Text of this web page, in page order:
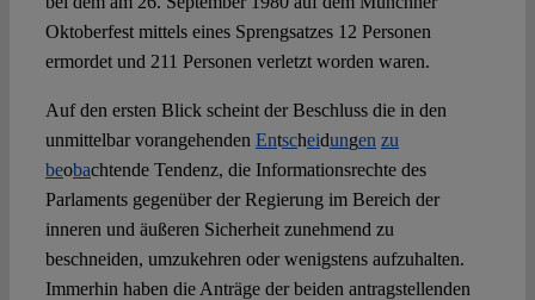
Oktoberfest mittels eines Sprengsatzes 12 Personen
ermordet und 211 Personen verletzt worden waren.
Auf den ersten Blick scheint der Beschluss die in den
unmittelbar vorangehenden Entscheidungen zu
beobachtende Tendenz, die Informationsrechte des
Parlaments gegenüber der Regierung im Bereich der
inneren und äußeren Sicherheit zunehmend zu
beschneiden, umzukehren oder wenigstens aufzuhalten.
Immerhin haben die Anträge der beiden antragstellenden